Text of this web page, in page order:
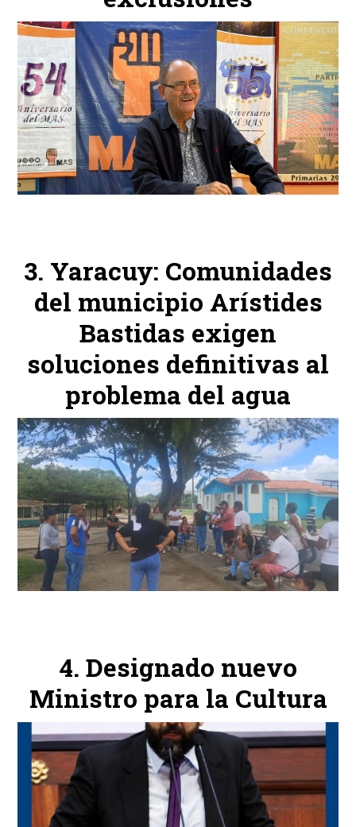
Yaracuy: Comunidades
del municipio Arístides
Bastidas exigen
soluciones definitivas al
problema del agua
Designado nuevo
Ministro para la Cultura